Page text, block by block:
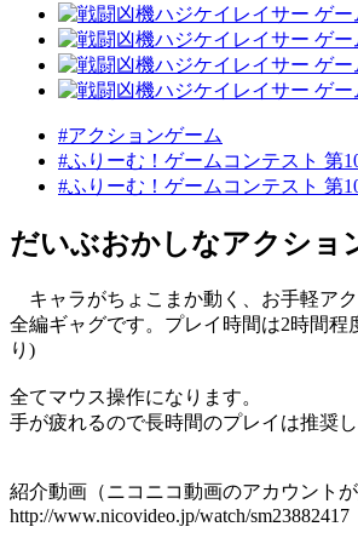
#アクションゲーム
#ふりーむ！ゲームコンテスト 第
#ふりーむ！ゲームコンテスト 第
だいぶおかしなアクショ
キャラがちょこまか動く、お手軽アク
全編ギャグです。プレイ時間は2時間程
り)
全てマウス操作になります。
手が疲れるので長時間のプレイは推奨し
紹介動画（ニコニコ動画のアカウントが
http://www.nicovideo.jp/watch/sm23882417